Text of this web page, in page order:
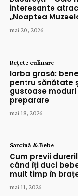
interesante
„Noaptea
mai 20, 2026
Rețete culinare
Iarba grasă:
pentru sănătate
gustoase moduri
preparare
mai 18, 2026
Sarcină & Bebe
Cum previi
când îți duci
mult timp în
mai 11, 2026